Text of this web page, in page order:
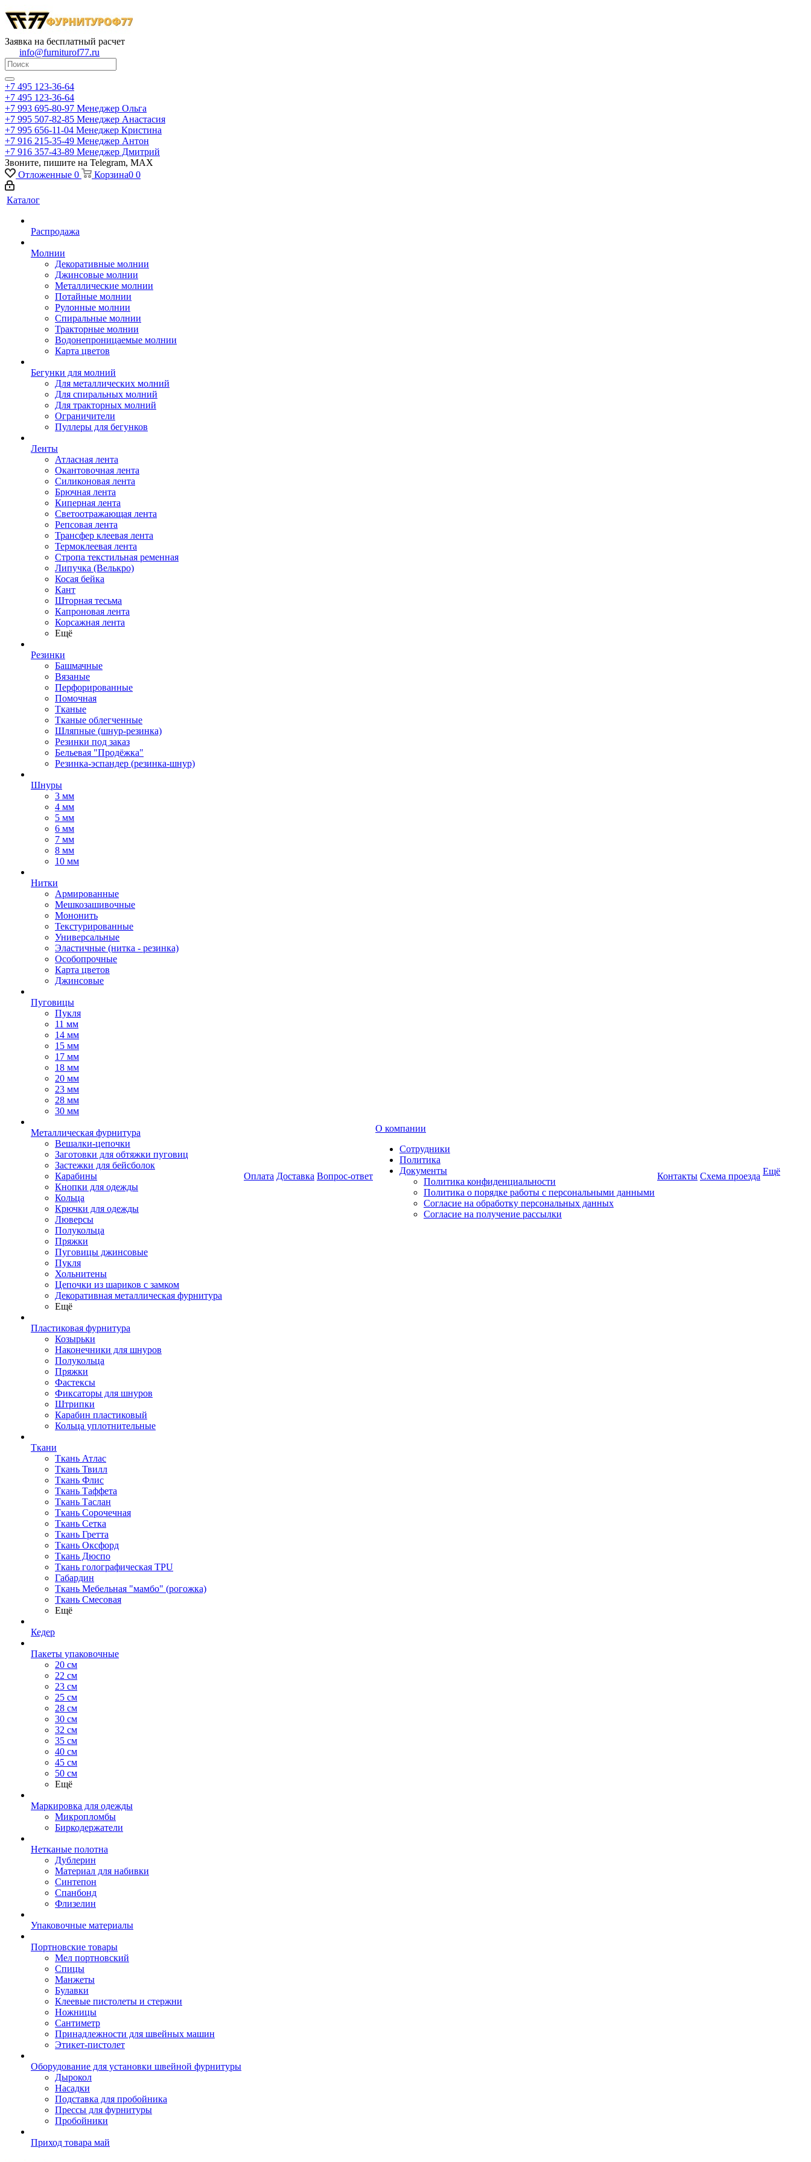
Заявка на бесплатный расчет
info@furniturof77.ru
+7 495 123-36-64
+7 495 123-36-64
+7 993 695-80-97 Менеджер Ольга
+7 995 507-82-85 Менеджер Анастасия
+7 995 656-11-04 Менеджер Кристина
+7 916 215-35-49 Менеджер Антон
+7 916 357-43-89 Менеджер Дмитрий
Звоните, пишите на Telegram, MAX
Отложенные 0 Корзина0 0
Каталог
Распродажа
Молнии
Декоративные молнии
Джинсовые молнии
Металлические молнии
Потайные молнии
Рулонные молнии
Спиральные молнии
Тракторные молнии
Водонепроницаемые молнии
Карта цветов
Бегунки для молний
Для металлических молний
Для спиральных молний
Для тракторных молний
Ограничители
Пуллеры для бегунков
Ленты
Атласная лента
Окантовочная лента
Силиконовая лента
Брючная лента
Киперная лента
Светоотражающая лента
Репсовая лента
Трансфер клеевая лента
Термоклеевая лента
Стропа текстильная ременная
Липучка (Велькро)
Косая бейка
Кант
Шторная тесьма
Капроновая лента
Корсажная лента
Ещё
Резинки
Башмачные
Вязаные
Перфорированные
Помочная
Тканые
Тканые облегченные
Шляпные (шнур-резинка)
Резинки под заказ
Бельевая "Продёжка"
Резинка-эспандер (резинка-шнур)
Шнуры
3 мм
4 мм
5 мм
6 мм
7 мм
8 мм
10 мм
Нитки
Армированные
Мешкозашивочные
Мононить
Текстурированные
Универсальные
Эластичные (нитка - резинка)
Особопрочные
Карта цветов
Джинсовые
Пуговицы
Пукля
11 мм
14 мм
15 мм
17 мм
18 мм
20 мм
23 мм
28 мм
30 мм
Металлическая фурнитура
Вешалки-цепочки
Заготовки для обтяжки пуговиц
Застежки для бейсболок
Карабины
Кнопки для одежды
Кольца
Крючки для одежды
Люверсы
Полукольца
Пряжки
Пуговицы джинсовые
Пукля
Хольнитены
Цепочки из шариков с замком
Декоративная металлическая фурнитура
Ещё
Пластиковая фурнитура
Козырьки
Наконечники для шнуров
Полукольца
Пряжки
Фастексы
Фиксаторы для шнуров
Штрипки
Карабин пластиковый
Кольца уплотнительные
Ткани
Ткань Атлас
Ткань Твилл
Ткань Флис
Ткань Таффета
Ткань Таслан
Ткань Сорочечная
Ткань Сетка
Ткань Гретта
Ткань Оксфорд
Ткань Дюспо
Ткань голографическая TPU
Габардин
Ткань Мебельная "мамбо" (рогожка)
Ткань Смесовая
Ещё
Кедер
Пакеты упаковочные
20 см
22 см
23 см
25 см
28 см
30 см
32 см
35 см
40 см
45 см
50 см
Ещё
Маркировка для одежды
Микропломбы
Биркодержатели
Нетканые полотна
Дублерин
Материал для набивки
Синтепон
Спанбонд
Флизелин
Упаковочные материалы
Портновские товары
Мел портновский
Спицы
Манжеты
Булавки
Клеевые пистолеты и стержни
Ножницы
Сантиметр
Принадлежности для швейных машин
Этикет-пистолет
Оборудование для установки швейной фурнитуры
Дырокол
Насадки
Подставка для пробойника
Прессы для фурнитуры
Пробойники
Приход товара май
Оплата Доставка Вопрос-ответ
О компании
Сотрудники
Политика
Документы
Политика конфиденциальности
Политика о порядке работы с персональными данными
Согласие на обработку персональных данных
Согласие на получение рассылки
Контакты Схема проезда Ещё